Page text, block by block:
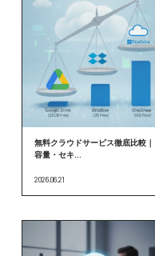
無料クラウドサービス徹底比較｜
容量・セキ...
2026.06.21